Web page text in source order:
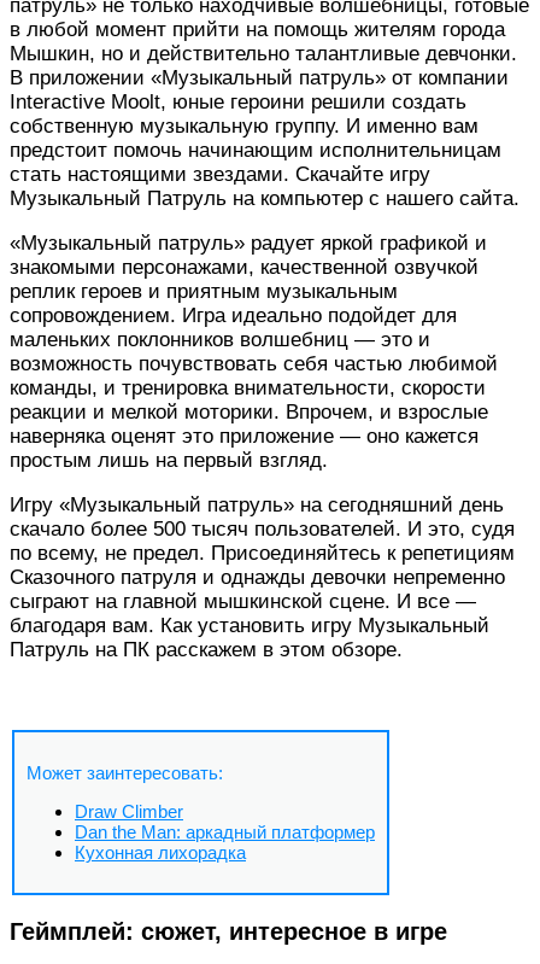
патруль» не только находчивые волшебницы, готовые
в любой момент прийти на помощь жителям города
Мышкин, но и действительно талантливые девчонки.
В приложении «Музыкальный патруль» от компании
Interactive Moolt, юные героини решили создать
собственную музыкальную группу. И именно вам
предстоит помочь начинающим исполнительницам
стать настоящими звездами. Скачайте игру
Музыкальный Патруль на компьютер с нашего сайта.
«Музыкальный патруль» радует яркой графикой и
знакомыми персонажами, качественной озвучкой
реплик героев и приятным музыкальным
сопровождением. Игра идеально подойдет для
маленьких поклонников волшебниц — это и
возможность почувствовать себя частью любимой
команды, и тренировка внимательности, скорости
реакции и мелкой моторики. Впрочем, и взрослые
наверняка оценят это приложение — оно кажется
простым лишь на первый взгляд.
Игру «Музыкальный патруль» на сегодняшний день
скачало более 500 тысяч пользователей. И это, судя
по всему, не предел. Присоединяйтесь к репетициям
Сказочного патруля и однажды девочки непременно
сыграют на главной мышкинской сцене. И все —
благодаря вам. Как установить игру Музыкальный
Патруль на ПК расскажем в этом обзоре.
Может заинтересовать:
Draw Climber
Dan the Man: аркадный платформер
Кухонная лихорадка
Геймплей: сюжет, интересное в игре